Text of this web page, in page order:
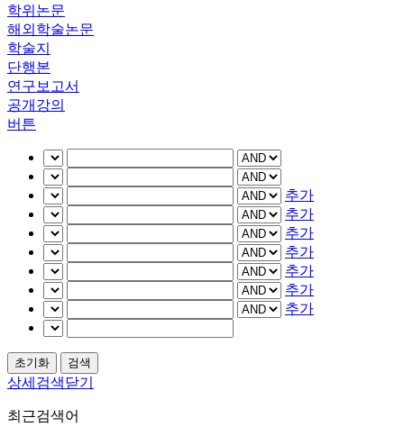
학위논문
해외학술논문
학술지
단행본
연구보고서
공개강의
버튼
추가
추가
추가
추가
추가
추가
추가
상세검색닫기
최근검색어